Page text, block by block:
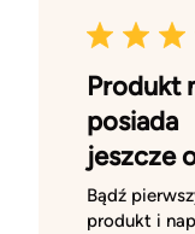
Produkt
posiada
jeszcze
Bądź
produkt i